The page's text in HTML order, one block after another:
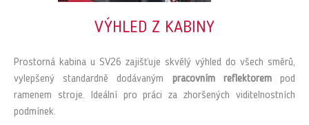
VÝHLED Z KABINY
Prostorná kabina u SV26 zajišťuje skvělý výhled do všech směrů,
vylepšený standardně dodávaným pracovním reflektorempod
ramenem stroje. Ideální pro práci za zhoršených viditelnostních
podmínek.